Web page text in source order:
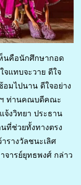
ห็นคือนักศึกษากอด
แทบจะวาย ดีใจ
มไปนาน ดีใจอย่าง
ท่านคณบดีคณะ
จ้งวิทยา ประธาน
ที่ช่วยทั้งทางตรง
รางวัลชนะเลิศ
จารย์ยุทธพงศ์ กล่าว